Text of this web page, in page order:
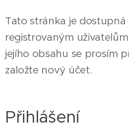
Tato stránka je dostupná
registrovaným
jejího obsahu se prosím
založte nový účet.
Přihlášení